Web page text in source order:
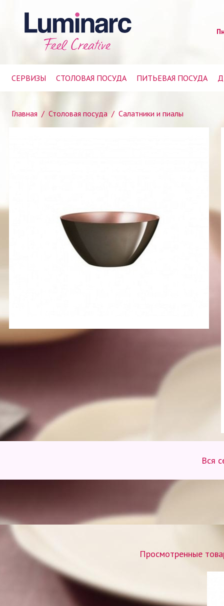
СЕРВИЗЫ СТОЛОВАЯ ПОСУДА ПИТЬЕВАЯ ПОСУДА
Главная / Столовая посуда / Салатники и пиалы
Вся
Просмотренные